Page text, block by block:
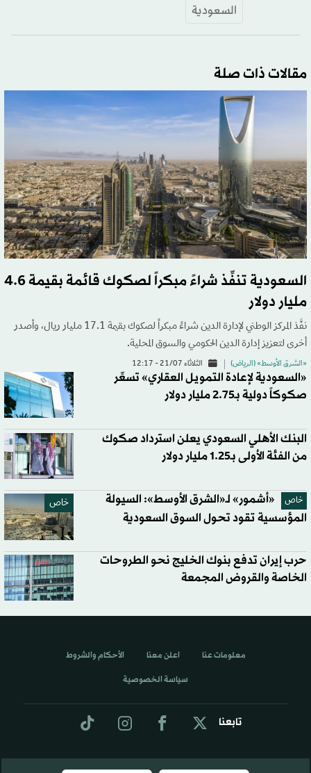
السعودية
مقالات ذات صلة
السعودية تنفِّذ شراءً مبكراً لصكوك قائمة بقيمة 4.6
مليار دولار
نفَّذ المركز الوطني لإدارة الدين شراءً مبكراً لصكوك بقيمة 17.1 مليار ريال، وأصدر
أخرى لتعزيز إدارة الدين الحكومي والسوق المحلية.
«الشرق الأوسط» (الرياض) الثلاثاء 21/07 - 12:17
«السعودية لإعادة التمويل العقاري» تسعِّر
صكوكاً دولية بـ2.75 مليار دولار
البنك الأهلي السعودي يعلن استرداد صكوك
من الفئة الأولى بـ1.25 مليار دولار
خاص خاص
«أشمور» لـ«الشرق الأوسط»: السيولة
المؤسسية تقود تحول السوق السعودية
حرب إيران تدفع بنوك الخليج نحو الطروحات
الخاصة والقروض المجمعة
تابعنا
معلومات عنا اعلن معنا الأحكام والشروط
سياسة الخصوصية